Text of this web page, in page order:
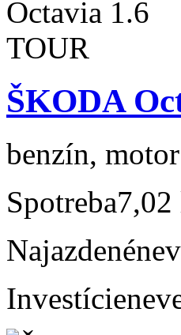
ŠKODA
benzín,
Spotreba7,02
Najazdené
Investície